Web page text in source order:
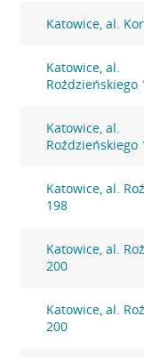
Katowice, al.
Katowice, al.
Roździeńskiego
Katowice, al.
Roździeńskiego
Katowice, al.
198
Katowice, al.
200
Katowice, al.
200